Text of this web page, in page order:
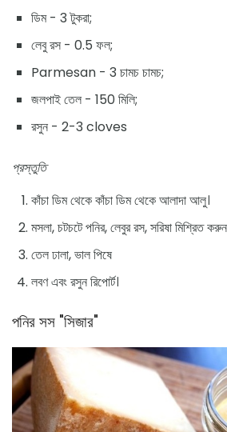
ডিম - 3 টুকরা;
লেবু রস - 0.5 ফল;
Parmesan - 3 চামচ চামচ;
জলপাই তেল - 150 মিলি;
রসুন - 2-3 cloves
প্রস্তুতি
কাঁচা ডিম থেকে কাঁচা ডিম থেকে আলাদা আলু।
মসলা, চটচটে পনির, লেবুর রস, সরিষা মিশ্রিত
তেল ঢালা, ভাল পিষে
লবণ এবং রসুন রিপোর্ট।
পনির সস "সিজার"